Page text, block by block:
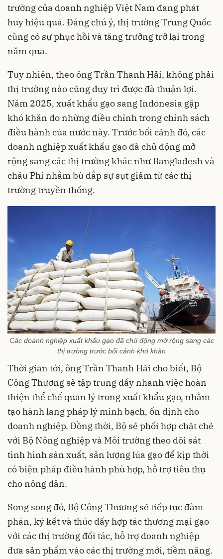
trường của doanh nghiệp Việt Nam đang phát
huy hiệu quả. Đáng chú ý, thị trường Trung Quốc
cũng có sự phục hồi và tăng trưởng trở lại trong
năm qua.
Tuy nhiên, theo ông Trần Thanh Hải, không phải
thị trường nào cũng duy trì được đà thuận lợi.
Năm 2025, xuất khẩu gạo sang Indonesia gặp
khó khăn do những điều chỉnh trong chính sách
điều hành của nước này. Trước bối cảnh đó, các
doanh nghiệp xuất khẩu gạo đã chủ động mở
rộng sang các thị trường khác như Bangladesh và
châu Phi nhằm bù đắp sự sụt giảm từ các thị
trường truyền thống.
Các doanh nghiệp xuất khẩu gạo đã chủ động mở rộng sang các
thị trường trước bối cảnh khó khăn
Thời gian tới, ông Trần Thanh Hải cho biết, Bộ
Công Thương sẽ tập trung đẩy nhanh việc hoàn
thiện thể chế quản lý trong xuất khẩu gạo, nhằm
tạo hành lang pháp lý minh bạch, ổn định cho
doanh nghiệp. Đồng thời, Bộ sẽ phối hợp chặt chẽ
với Bộ Nông nghiệp và Môi trường theo dõi sát
tình hình sản xuất, sản lượng lúa gạo để kịp thời
có biện pháp điều hành phù hợp, hỗ trợ tiêu thụ
cho nông dân.
Song song đó, Bộ Công Thương sẽ tiếp tục đàm
phán, ký kết và thúc đẩy hợp tác thương mại gạo
với các thị trường đối tác, hỗ trợ doanh nghiệp
đưa sản phẩm vào các thị trường mới, tiềm năng.